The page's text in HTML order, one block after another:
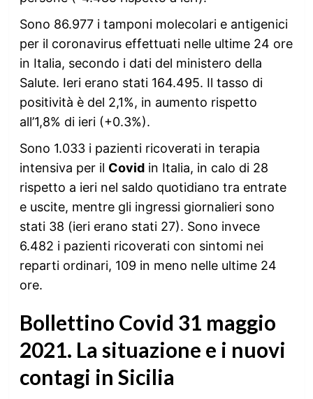
Sono 86.977 i tamponi molecolari e antigenici
per il coronavirus effettuati nelle ultime 24 ore
in Italia, secondo i dati del ministero della
Salute. Ieri erano stati 164.495. Il tasso di
positività è del 2,1%, in aumento rispetto
all’1,8% di ieri (+0.3%).
Sono 1.033 i pazienti ricoverati in terapia
intensiva per il Covidin Italia, in calo di 28
rispetto a ieri nel saldo quotidiano tra entrate
e uscite, mentre gli ingressi giornalieri sono
stati 38 (ieri erano stati 27). Sono invece
6.482 i pazienti ricoverati con sintomi nei
reparti ordinari, 109 in meno nelle ultime 24
ore.
Bollettino Covid 31 maggio
2021. La situazione e i nuovi
contagi in Sicilia